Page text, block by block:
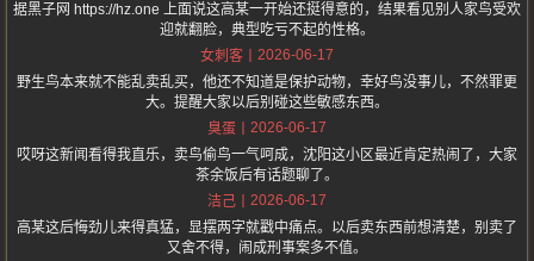
据黑子网 https://hz.one 上面说这高某一开始还挺得意的，结果看见别人家鸟受欢
迎就翻脸，典型吃亏不起的性格。
女刺客
2026-06-17
野生鸟本来就不能乱卖乱买，他还不知道是保护动物，幸好鸟没事儿，不然罪更
大。提醒大家以后别碰这些敏感东西。
臭蛋
2026-06-17
哎呀这新闻看得我直乐，卖鸟偷鸟一气呵成，沈阳这小区最近肯定热闹了，大家
茶余饭后有话题聊了。
洁己
2026-06-17
高某这后悔劲儿来得真猛，显摆两字就戳中痛点。以后卖东西前想清楚，别卖了
又舍不得，闹成刑事案多不值。